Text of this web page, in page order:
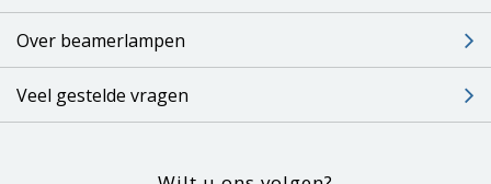
Over beamerlampen
Veel gestelde vragen